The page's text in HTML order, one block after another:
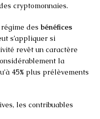
cryptomonnaies.
des bénéfices
s’appliquer si
revêt un caractère
la
45% plus prélèvements
les contribuables